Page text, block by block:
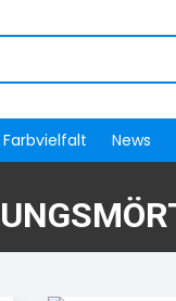
Farbvielfalt News